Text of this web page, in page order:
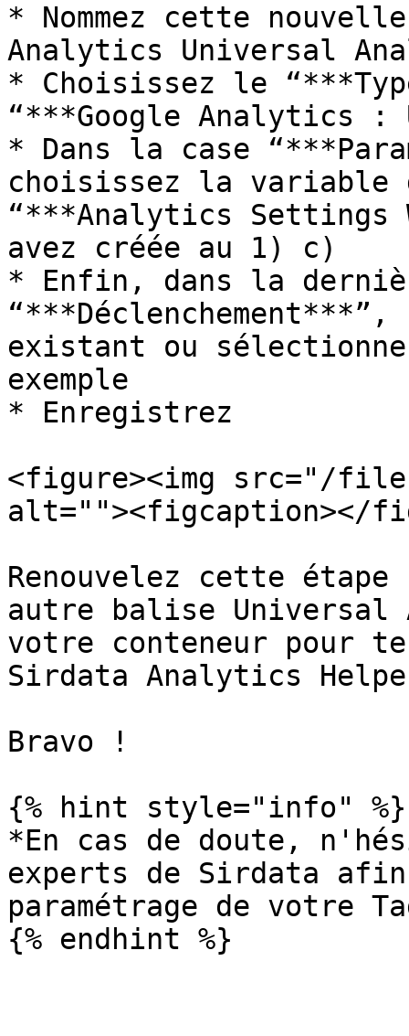
* Nommez cette
Analytics Universal
* Choisissez le
“***Google Analytics
* Dans la case
choisissez la variable
“***Analytics Settings
avez créée au 1) c)
* Enfin, dans la
existant ou
exemple
* Enregistrez
<figure><img src="/files/
alt=""><figcaption></
Renouvelez cette
autre balise
votre conteneur pour
Sirdata Analytics
Bravo !
{% hint style="info" %}
*En cas de doute,
experts de Sirdata
paramétrage de votre